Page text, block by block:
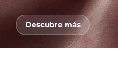
Descubre más
issa™ Teeth Whitening Set
Türkçe
简体中文
País de envío